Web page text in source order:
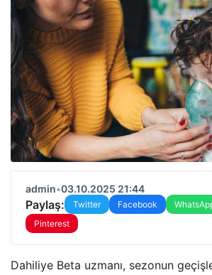
admin•03.10.2025 21:44
Paylaş: Twitter Facebook
Pinterest
Dahiliye Beta uzmanı, sezonun